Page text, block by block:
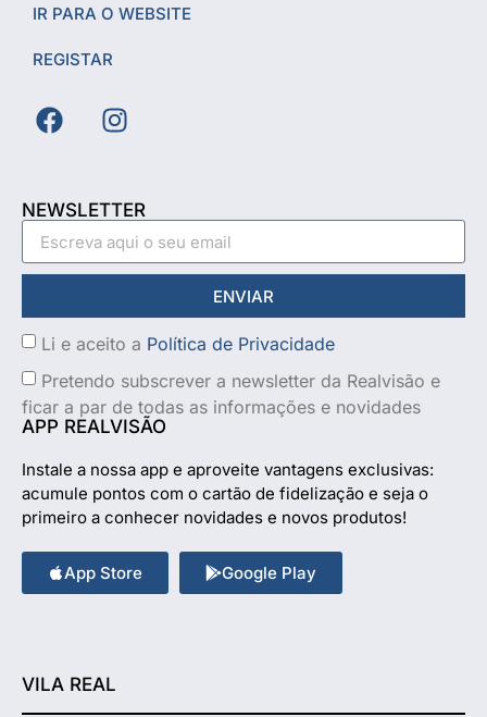
IR PARA O WEBSITE
REGISTAR
NEWSLETTER
Li e aceito a Política de Privacidade
Pretendo subscrever a newsletter da Realvisão e
ficar a par de todas as informações e novidades
ENVIAR
APP REALVISÃO
Instale a nossa app e aproveite vantagens exclusivas:
acumule pontos com o cartão de fidelização e seja o
primeiro a conhecer novidades e novos produtos!
App Store Google Play
VILA REAL